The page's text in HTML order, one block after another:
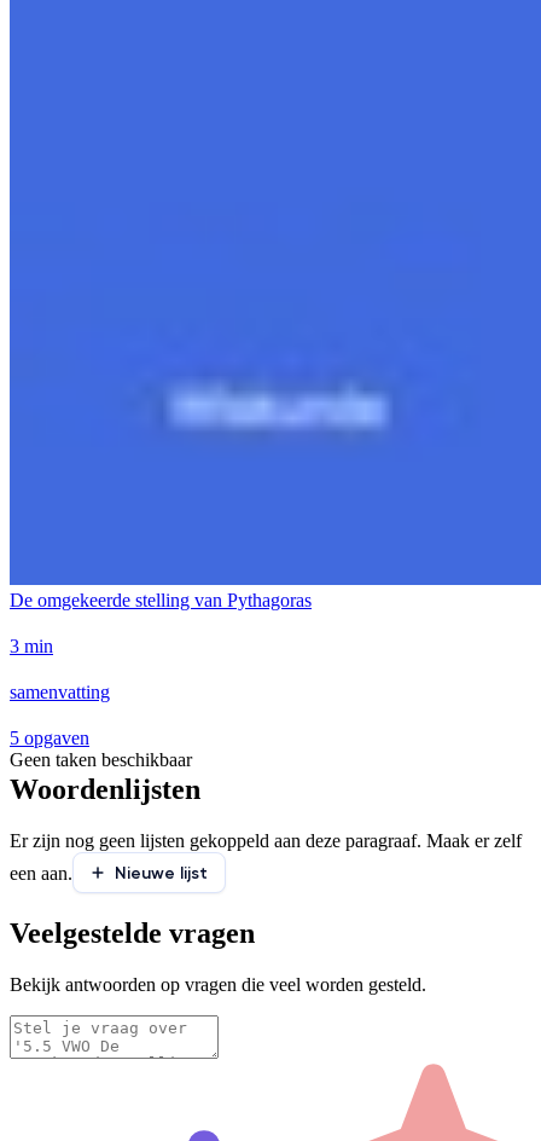
De omgekeerde stelling van Pythagoras
3 min
samenvatting
5 opgaven
Geen taken beschikbaar
Woordenlijsten
Er zijn nog geen lijsten gekoppeld aan deze paragraaf. Maak er zelf
een aan.
Nieuwe lijst
Veelgestelde vragen
Bekijk antwoorden op vragen die veel worden gesteld.